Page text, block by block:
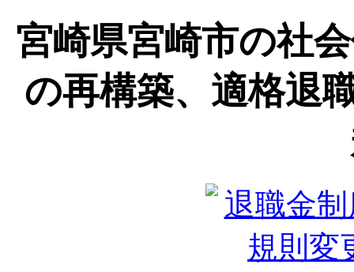
宮崎県宮崎市の社
の再構築、適格退